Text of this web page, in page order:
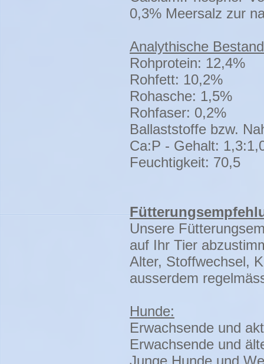
0,3% Meersalz zur
Analythische
Rohprotein: 12,4%
Rohfett: 10,2%
Rohasche: 1,5%
Rohfaser: 0,2%
Ballaststoffe bzw.
Ca:P - Gehalt:
Feuchtigkeit: 70,5
Unsere
auf Ihr Tier
Alter, Stoffwechsel,
ausserdem
Hunde:
Erwachsende und
Erwachsende und
Junge Hunde und